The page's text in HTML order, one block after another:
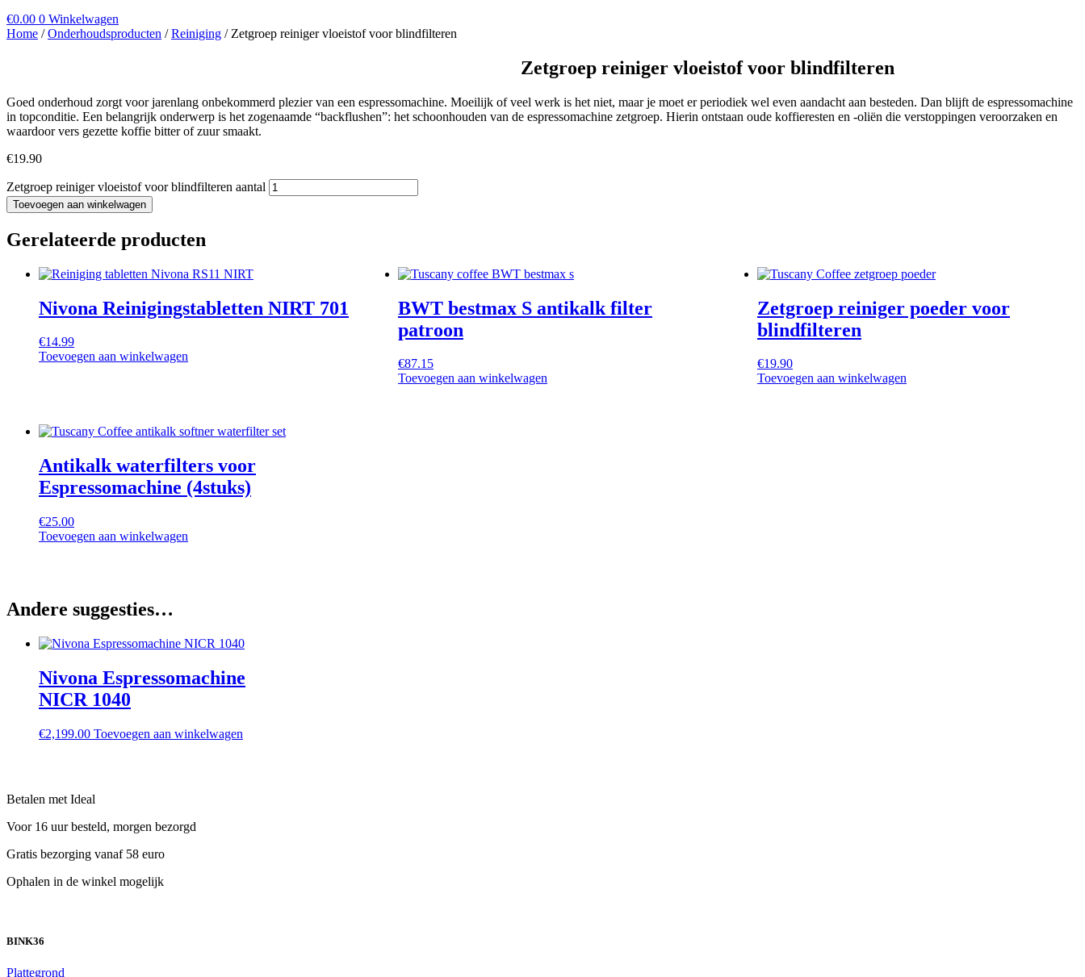
€0.00 0 Winkelwagen
Home /Onderhoudsproducten /Reiniging / Zetgroep reiniger vloeistof voor blindfilteren
Zetgroep reiniger vloeistof voor blindfilteren
Goed onderhoud zorgt voor jarenlang onbekommerd plezier van een espressomachine. Moeilijk of veel werk is het niet, maar je moet er periodiek wel even aandacht aan besteden. Dan blijft de espressomachine
in topconditie. Een belangrijk onderwerp is het zogenaamde “backflushen”: het schoonhouden van de espressomachine zetgroep. Hierin ontstaan oude koffieresten en -oliën die verstoppingen veroorzaken en
waardoor vers gezette koffie bitter of zuur smaakt.
€19.90
Zetgroep reiniger vloeistof voor blindfilteren aantal
Toevoegen aan winkelwagen
Gerelateerde producten
Nivona Reinigingstabletten NIRT 701
€14.99
Toevoegen aan winkelwagen
BWT bestmax S antikalk filter
patroon
€87.15
Toevoegen aan winkelwagen
Zetgroep reiniger poeder voor
blindfilteren
€19.90
Toevoegen aan winkelwagen
Antikalk waterfilters voor
Espressomachine (4stuks)
€25.00
Toevoegen aan winkelwagen
Andere suggesties…
Nivona Espressomachine
NICR 1040
€2,199.00 Toevoegen aan winkelwagen
Betalen met Ideal
Voor 16 uur besteld, morgen bezorgd
Gratis bezorging vanaf 58 euro
Ophalen in de winkel mogelijk
BINK36
Plattegrond